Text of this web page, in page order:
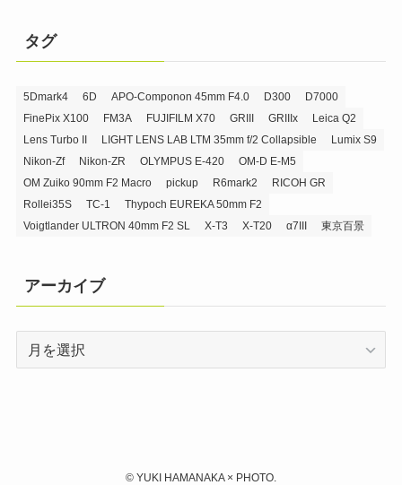
タグ
5Dmark4 6D APO-Componon 45mm F4.0 D300
D7000
FinePix X100
FM3A FUJIFILM X70 GRIII GRIIIx
Leica Q2
Lens Turbo II
LIGHT LENS LAB LTM 35mm f/2 Collapsible
Lumix S9
Nikon-Zf
Nikon-ZR OLYMPUS E-420
OM-D E-M5
OM Zuiko 90mm F2 Macro
pickup R6mark2
RICOH GR
Rollei35S
TC-1
Thypoch EUREKA 50mm F2
Voigtlander ULTRON 40mm F2 SL
X-T3 X-T20 α7III 東京百景
アーカイブ
© YUKI HAMANAKA × PHOTO.